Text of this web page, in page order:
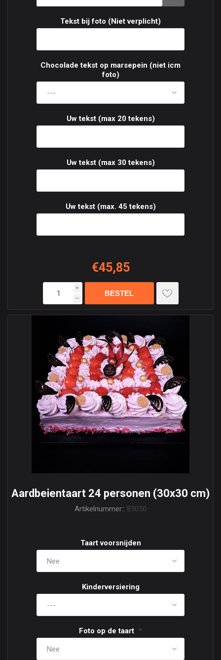
Tekst bij foto (Niet verplicht)
Chocolade tekst op marsepein (niet icm
foto)
Uw tekst (max 20 tekens)
Uw tekst (max 30 tekens)
Uw tekst (max. 45 tekens)
€45,85
i
h
Aardbeientaart 24 personen (30x30 cm)
Artikelnummer:: 83050
Taart voorsnijden
Kinderversiering
Foto op de taart *